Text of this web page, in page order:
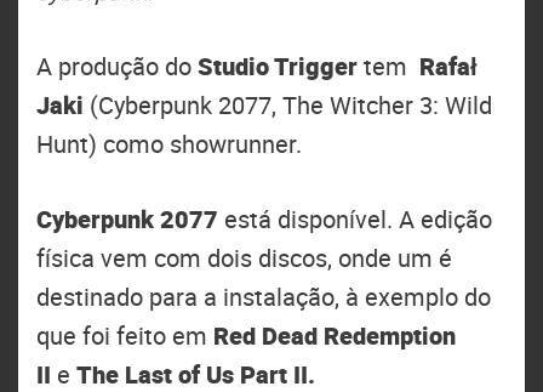
A produção doStudio Triggertem Rafał
Jaki (Cyberpunk 2077, The Witcher 3: Wild
Hunt) como showrunner.
Cyberpunk 2077 está disponível. A edição
física vem com dois discos, onde um é
destinado para a instalação, à exemplo do
que foi feito em Red Dead Redemption
II e The Last of Us Part II.